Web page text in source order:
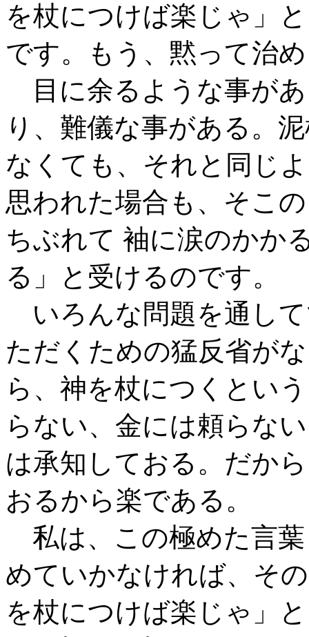
を杖につけば楽じゃ」
です。もう、黙って治
目に余るような事が
り、難儀な事がある。
なくても、それと同じ
思われた場合も、そこ
ちぶれて 袖に涙のかか
る」と受けるのです。
いろんな問題を通し
ただくための猛反省が
ら、神を杖につくとい
らない、金には頼らな
は承知しておる。だか
おるから楽である。
私は、この極めた言
めていかなければ、そ
を杖につけば楽じゃ」